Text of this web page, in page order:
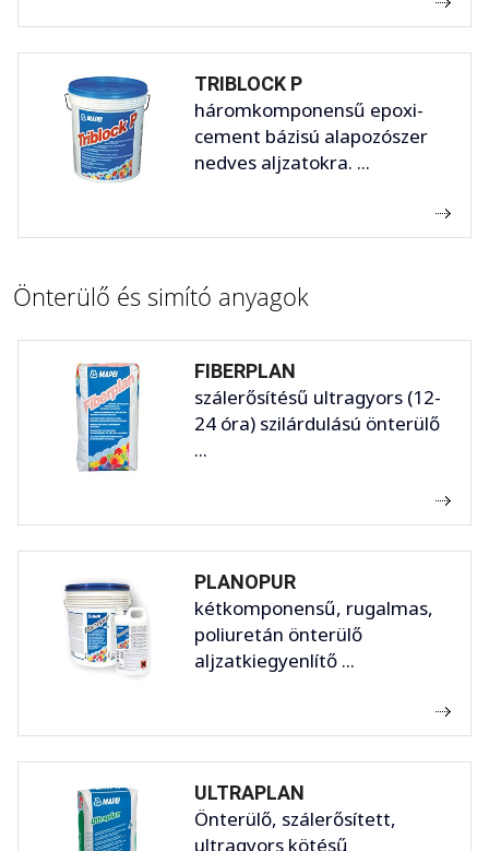
TRIBLOCK P
háromkomponensű epoxi-
cement bázisú alapozószer
nedves aljzatokra. ...
Önterülő és simító anyagok
FIBERPLAN
szálerősítésű ultragyors (12-
24 óra) szilárdulású önterülő
...
PLANOPUR
kétkomponensű, rugalmas,
poliuretán önterülő
aljzatkiegyenlítő ...
ULTRAPLAN
Önterülő, szálerősített,
ultragyors kötésű